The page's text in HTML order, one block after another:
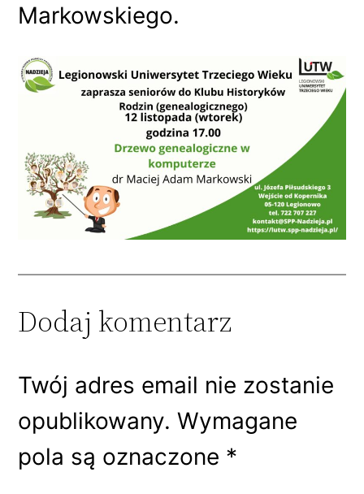
Markowskiego.
Dodaj komentarz
Twój adres email nie zostanie
opublikowany. Wymagane
pola są oznaczone *